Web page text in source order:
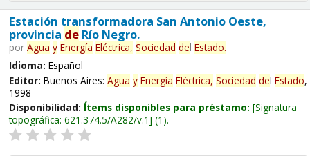
Estación transformadora San Antonio Oeste,
provincia deRío Negro.
por Agua y Energía Eléctrica, Sociedad del Estado.
Idioma: Español
Editor: Buenos Aires: Agua y Energía Eléctrica, Sociedad del Estado,
1998
Disponibilidad: Ítems disponibles para préstamo: Signatura
topográfica: 621.374.5/A282/v.1 (1).